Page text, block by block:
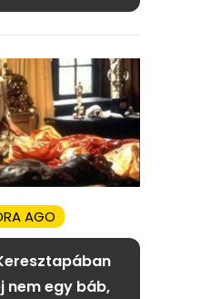
AGO
egy báb,